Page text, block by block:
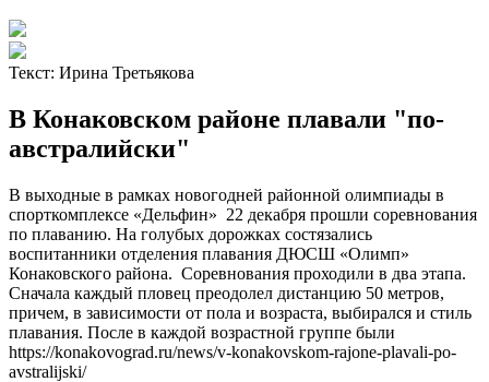
Текст: Ирина Третьякова
В Конаковском районе плавали "по-
австралийски"
В выходные в рамках новогодней районной олимпиады в
спорткомплексе «Дельфин» 22 декабря прошли соревнования
по плаванию. На голубых дорожках состязались
воспитанники отделения плавания ДЮСШ «Олимп»
Конаковского района. Соревнования проходили в два этапа.
Сначала каждый пловец преодолел дистанцию 50 метров,
причем, в зависимости от пола и возраста, выбирался и стиль
плавания. После в каждой возрастной группе были
https://konakovograd.ru/news/v-konakovskom-rajone-plavali-po-
avstralijski/